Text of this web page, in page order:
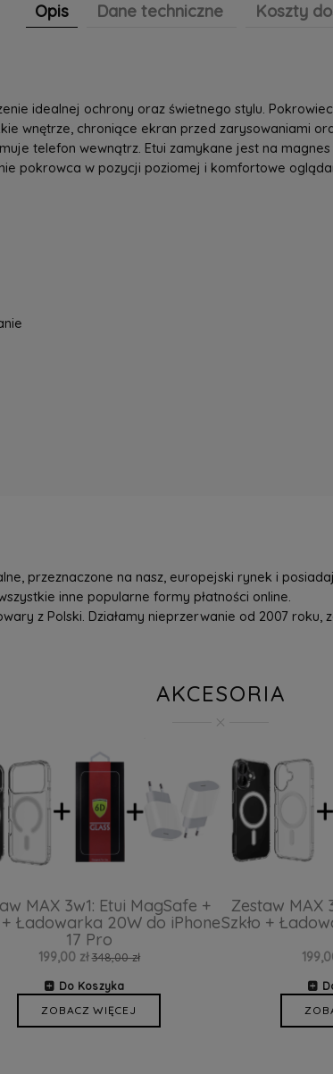
Opis Dane techniczne Koszty
idealnej ochrony oraz świetnego stylu.
wnętrze, chroniące ekran przed zarysowaniami
telefon wewnątrz. Etui zamykane jest na
pokrowca w pozycji poziomej i komfortowe
przeznaczone na nasz, europejski rynek i
inne popularne formy płatności online.
z Polski. Działamy nieprzerwanie od 2007 roku,
AKCESORIA
MAX 3w1: Etui MagSafe +
+ Ładowarka 20W do iPhone
17 Pro
199,00 zł 348,00 zł
Do Koszyka
ZOBACZ WIĘCEJ
Zestaw MAX
Szkło +